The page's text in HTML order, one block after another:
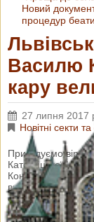
Новий
процедур
Василю
кару
27 липня 2017
Новітні секти
Пригадуємо
Католицької
Конгрегації
винним у вчинені
екскомуніки.
ознайомлення.